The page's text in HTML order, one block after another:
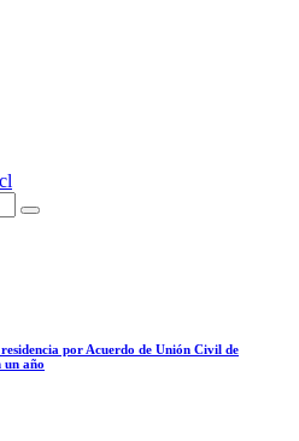
por Acuerdo de Unión Civil de
un año